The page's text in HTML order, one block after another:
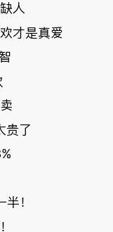
人
才是真爱
贵了
！